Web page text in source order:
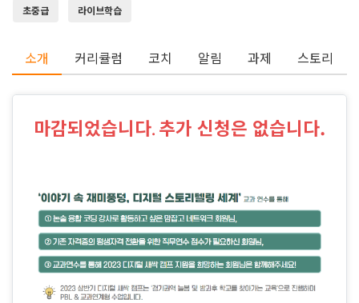
초중급 라이브학습
소개 커리큘럼 코치 알림 과제 스토리
마감되었습니다. 추가 신청은 없습니다.